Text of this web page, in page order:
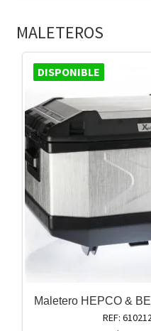
MALETEROS
DISPONIBLE
Maletero HEPCO &
REF: